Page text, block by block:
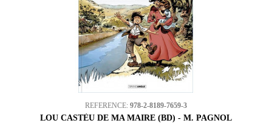
REFERENCE: 978-2-8189-7659-3
LOU CASTÈU DE MA MAIRE (BD) - M. PAGNOL